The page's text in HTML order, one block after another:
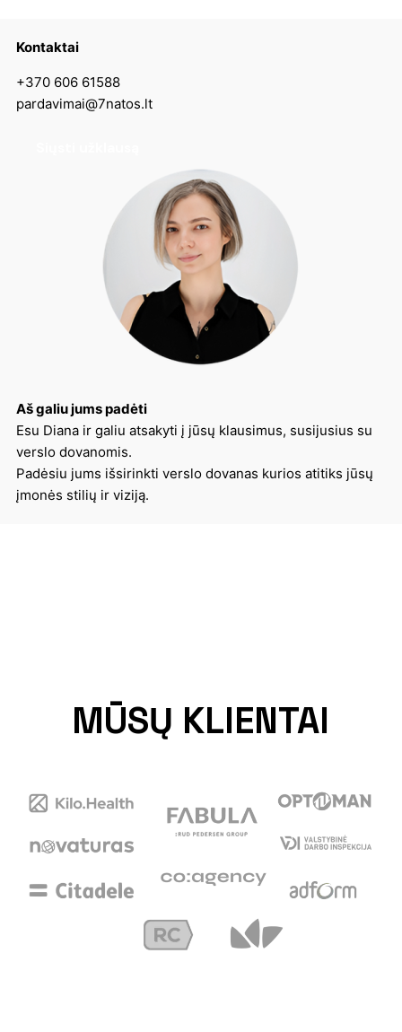
Kontaktai
+370 606 61588
pardavimai@7natos.lt
Aš galiu jums padėti
Esu Diana ir galiu atsakyti į jūsų klausimus, susijusius su
verslo dovanomis.
Padėsiu jums išsirinkti verslo dovanas kurios atitiks jūsų
įmonės stilių ir viziją.
MŪSŲ KLIENTAI